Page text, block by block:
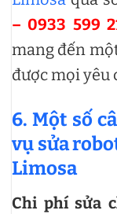
– 0933 599
mang đến
được mọi yêu
6. Một số
vụ sửa
Limosa
Chi phí sửa